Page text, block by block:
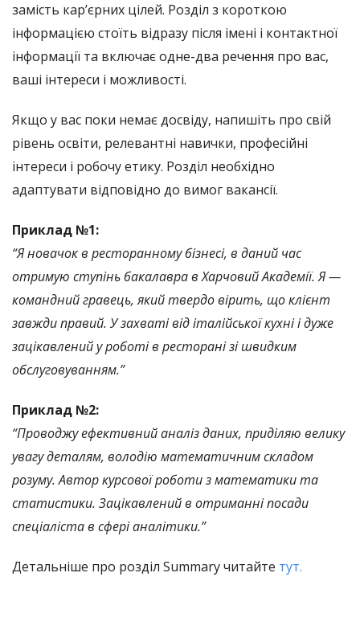
замість кар’єрних цілей. Розділ з короткою
інформацією стоїть відразу після імені і контактної
інформації та включає одне-два речення про вас,
ваші інтереси і можливості.
Якщо у вас поки немає досвіду, напишіть про свій
рівень освіти, релевантні навички, професійні
інтереси і робочу етику. Розділ необхідно
адаптувати відповідно до вимог вакансії.
Приклад №1:
“Я новачок в ресторанному бізнесі, в даний час
отримую ступінь бакалавра в Харчовий Академії. Я—
командний гравець, який твердо вірить, що клієнт
завжди правий. У захваті від італійської кухні і дуже
зацікавлений у роботі в ресторані зі швидким
обслуговуванням.”
Приклад №2:
“Проводжу ефективний аналіз даних, приділяю велику
увагу деталям, володію математичним складом
розуму. Автор курсової роботи з математики та
статистики. Зацікавлений в отриманні посади
спеціаліста в сфері аналітики.”
Детальніше про розділ Summary читайте тут.